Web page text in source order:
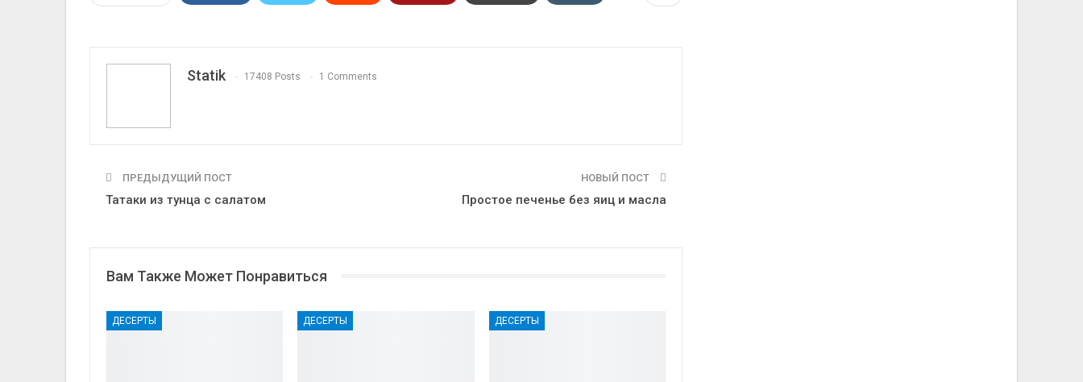
Statik 17408 Posts 1 Comments
ПРЕДЫДУЩИЙ ПОСТ
Татаки из тунца с салатом
НОВЫЙ ПОСТ
Простое печенье без яиц и масла
Вам Также Может Понравиться
ДЕСЕРТЫ ДЕСЕРТЫ ДЕСЕРТЫ